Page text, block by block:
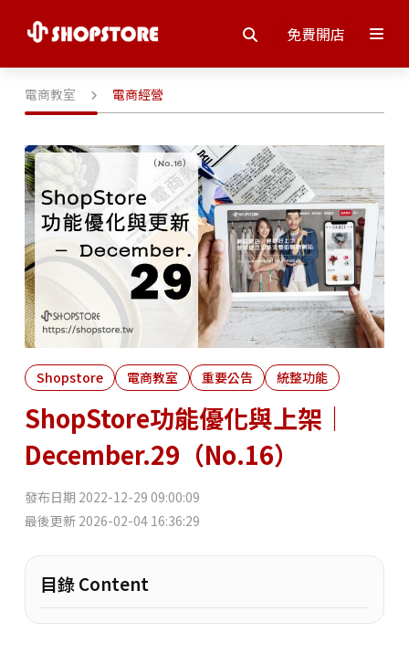
免費開店
電商教室 電商經營
Shopstore 電商教室 重要公告 統整功能
ShopStore功能優化與上架｜
December.29（No.16）
發布日期 2022-12-29 09:00:09
最後更新 2026-02-04 16:36:29
目錄 Content